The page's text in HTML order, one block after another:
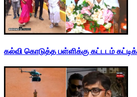
கல்வி கொடுத்த பள்ளிக்கு கட்டடம்